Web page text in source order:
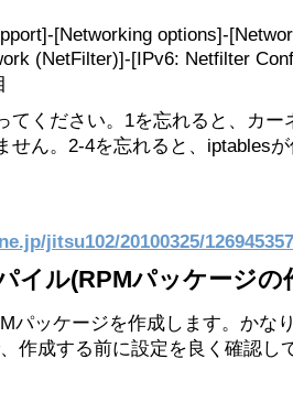
[Networking options]-
(NetFilter)]-[IPv6: Netfilter
てください。1を忘れると、カー
せん。2-4を忘れると、iptables
jitsu102/20100325/
イル(RPMパッケージの
パッケージを作成します。かな
作成する前に設定を良く確認し